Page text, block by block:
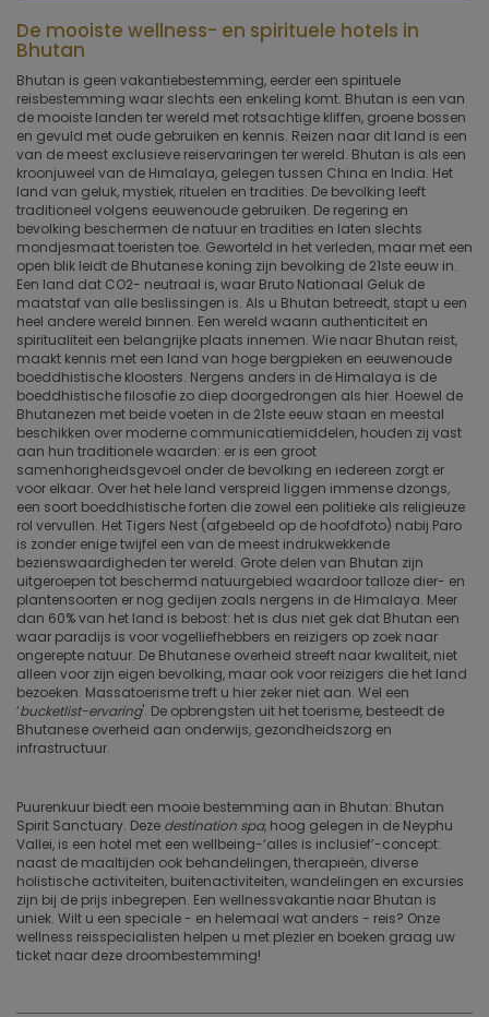
De mooiste wellness- en spirituele hotels in
Bhutan
Bhutan is geen vakantiebestemming, eerder een spirituele
reisbestemming waar slechts een enkeling komt. Bhutan is een van
de mooiste landen ter wereld met rotsachtige kliffen, groene bossen
en gevuld met oude gebruiken en kennis. Reizen naar dit land is een
van de meest exclusieve reiservaringen ter wereld. Bhutan is als een
kroonjuweel van de Himalaya, gelegen tussen China en India. Het
land van geluk, mystiek, rituelen en tradities. De bevolking leeft
traditioneel volgens eeuwenoude gebruiken. De regering en
bevolking beschermen de natuur en tradities en laten slechts
mondjesmaat toeristen toe. Geworteld in het verleden, maar met een
open blik Ieidt de Bhutanese koning zijn bevolking de 21ste eeuw in.
Een land dat CO2- neutraal is, waar Bruto Nationaal Geluk de
maatstaf van alle beslissingen is. Als u Bhutan betreedt, stapt u een
heel andere wereld binnen. Een wereld waarin authenticiteit en
spiritualiteit een belangrijke plaats innemen. Wie naar Bhutan reist,
maakt kennis met een land van hoge bergpieken en eeuwenoude
boeddhistische kloosters. Nergens anders in de Himalaya is de
boeddhistische filosofie zo diep doorgedrongen als hier. Hoewel de
Bhutanezen met beide voeten in de 21ste eeuw staan en meestal
beschikken over moderne communicatiemiddelen, houden zij vast
aan hun traditionele waarden: er is een groot
samenhorigheidsgevoel onder de bevolking en iedereen zorgt er
voor elkaar. Over het hele land verspreid liggen immense dzongs,
een soort boeddhistische forten die zowel een politieke als religieuze
rol vervullen. Het Tigers Nest (afgebeeld op de hoofdfoto) nabij Paro
is zonder enige twijfel een van de meest indrukwekkende
bezienswaardigheden ter wereld. Grote delen van Bhutan zijn
uitgeroepen tot beschermd natuurgebied waardoor talloze dier- en
plantensoorten er nog gedijen zoals nergens in de Himalaya. Meer
dan 60% van het land is bebost: het is dus niet gek dat Bhutan een
waar paradijs is voor vogelliefhebbers en reizigers op zoek naar
ongerepte natuur. De Bhutanese overheid streeft naar kwaliteit, niet
alleen voor zijn eigen bevolking, maar ook voor reizigers die het land
bezoeken. Massatoerisme treft u hier zeker niet aan. Wel een
‘bucketlist-ervaring'. De opbrengsten uit het toerisme, besteedt de
Bhutanese overheid aan onderwijs, gezondheidszorg en
infrastructuur.
Puurenkuur biedt een mooie bestemming aan in Bhutan: Bhutan
Spirit Sanctuary. Deze destination spa, hoog gelegen in de Neyphu
Vallei, is een hotel met een wellbeing-‘alles is inclusief’-concept:
naast de maaltijden ook behandelingen, therapieën, diverse
holistische activiteiten, buitenactiviteiten, wandelingen en excursies
zijn bij de prijs inbegrepen. Een wellnessvakantie naar Bhutan is
uniek. Wilt u een speciale - en helemaal wat anders - reis? Onze
wellness reisspecialisten helpen u met plezier en boeken graag uw
ticket naar deze droombestemming!